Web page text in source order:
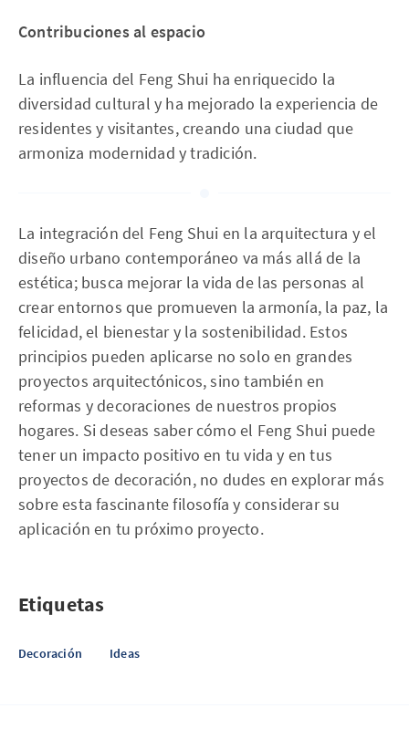
Contribuciones al espacio
La influencia del Feng Shui ha enriquecido la
diversidad cultural y ha mejorado la experiencia de
residentes y visitantes, creando una ciudad que
armoniza modernidad y tradición.
La integración del Feng Shui en la arquitectura y el
diseño urbano contemporáneo va más allá de la
estética; busca mejorar la vida de las personas al
crear entornos que promueven la armonía, la paz, la
felicidad, el bienestar y la sostenibilidad. Estos
principios pueden aplicarse no solo en grandes
proyectos arquitectónicos, sino también en
reformas y decoraciones de nuestros propios
hogares. Si deseas saber cómo el Feng Shui puede
tener un impacto positivo en tu vida y en tus
proyectos de decoración, no dudes en explorar más
sobre esta fascinante filosofía y considerar su
aplicación en tu próximo proyecto.
Etiquetas
Decoración Ideas